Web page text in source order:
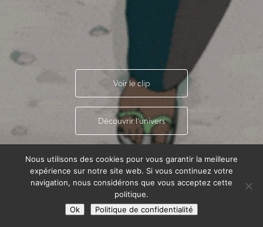
Voir le clip
Découvrir l'univers
Nous utilisons des cookies pour vous garantir la meilleure
expérience sur notre site web. Si vous continuez votre
navigation, nous considérons que vous acceptez cette
politique.
Ok
Politique de confidentialité